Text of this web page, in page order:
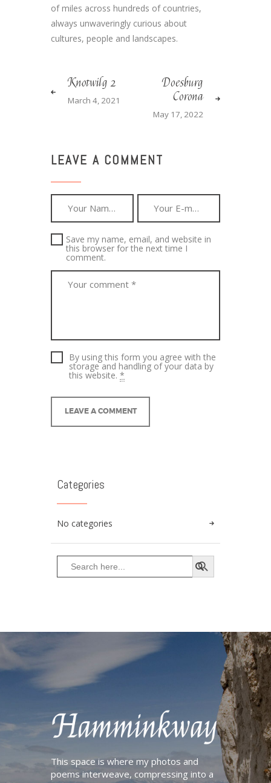
of miles across hundreds of countries,
always unwaveringly curious about
cultures, people and landscapes.
Knotwilg 2
March 4, 2021
Doesburg
Corona
May 17, 2022
LEAVE A COMMENT
Save my name, email, and website in
this browser for the next time I
comment.
By using this form you agree with the
storage and handling of your data by
this website. *
t
Categories
No categories
Search SEARCH BUTTON
This space is where my photos and
poems interweave, compressing into a